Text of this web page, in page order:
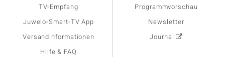
TV-Empfang
Juwelo-Smart-TV App
Versandinformationen
Hilfe & FAQ
Programmvorschau
Newsletter
Journal